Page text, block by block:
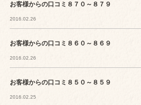
お客様からの口コミ８７０～８７９
2016.02.26
お客様からの口コミ８６０～８６９
2016.02.26
お客様からの口コミ８５０～８５９
2016.02.25